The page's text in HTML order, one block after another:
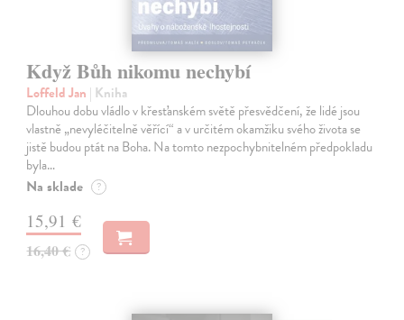
Když Bůh nikomu nechybí
Loffeld Jan | Kniha
Dlouhou dobu vládlo v křesťanském světě přesvědčení, že lidé jsou
vlastně „nevyléčitelně věřící“ a v určitém okamžiku svého života se
jistě budou ptát na Boha. Na tomto nezpochybnitelném předpokladu
byla…
Na sklade ?
15,91 €
16,40 € ?